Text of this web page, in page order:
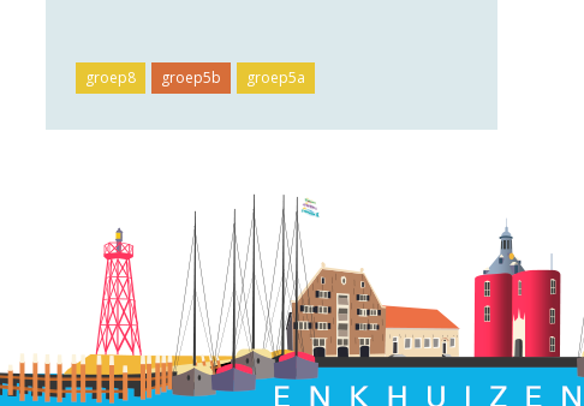
groep8 groep5b groep5a